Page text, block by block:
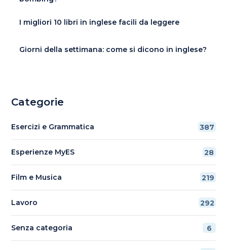
I migliori 10 libri in inglese facili da leggere
Giorni della settimana: come si dicono in inglese?
Categorie
Esercizi e Grammatica 387
Esperienze MyES 28
Film e Musica 219
Lavoro 292
Senza categoria 6